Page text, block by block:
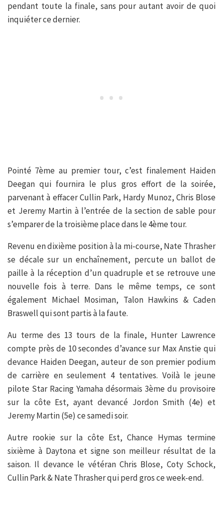
pendant toute la finale, sans pour autant avoir de quoi
inquiéter ce dernier.
Pointé 7ème au premier tour, c’est finalement Haiden
Deegan qui fournira le plus gros effort de la soirée,
parvenant à effacer Cullin Park, Hardy Munoz, Chris Blose
et Jeremy Martin à l’entrée de la section de sable pour
s’emparer de la troisième place dans le 4ème tour.
Revenu en dixième position à la mi-course, Nate Thrasher
se décale sur un enchaînement, percute un ballot de
paille à la réception d’un quadruple et se retrouve une
nouvelle fois à terre. Dans le même temps, ce sont
également Michael Mosiman, Talon Hawkins & Caden
Braswell qui sont partis à la faute.
Au terme des 13 tours de la finale, Hunter Lawrence
compte près de 10 secondes d’avance sur Max Anstie qui
devance Haiden Deegan, auteur de son premier podium
de carrière en seulement 4 tentatives. Voilà le jeune
pilote Star Racing Yamaha désormais 3ème du provisoire
sur la côte Est, ayant devancé Jordon Smith (4e) et
Jeremy Martin (5e) ce samedi soir.
Autre rookie sur la côte Est, Chance Hymas termine
sixième à Daytona et signe son meilleur résultat de la
saison. Il devance le vétéran Chris Blose, Coty Schock,
Cullin Park & Nate Thrasher qui perd gros ce week-end.